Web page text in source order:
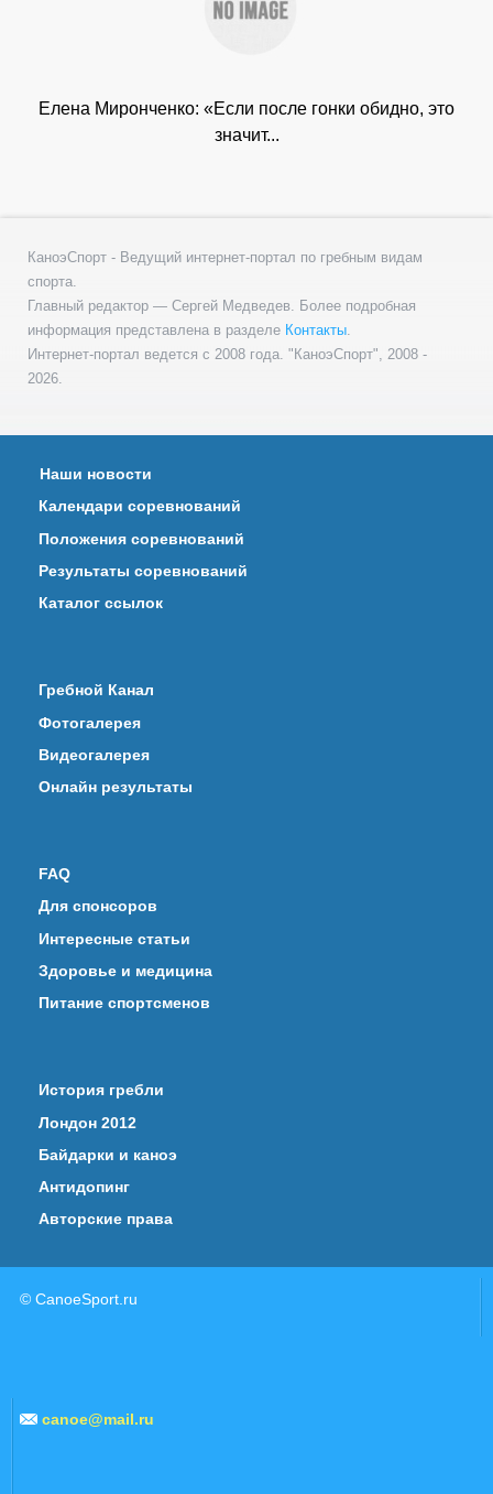
Елена Миронченко: «Если после гонки обидно, это
значит...
КаноэСпорт - Ведущий интернет-портал по гребным видам
спорта.
Главный редактор — Сергей Медведев. Более подробная
информация представлена в разделе Контакты.
Интернет-портал ведется с 2008 года. "КаноэСпорт", 2008 -
2026.
Наши новости
Календари соревнований
Положения соревнований
Результаты соревнований
Каталог ссылок
Гребной Канал
Фотогалерея
Видеогалерея
Онлайн результаты
FAQ
Для спонсоров
Интересные статьи
Здоровье и медицина
Питание спортсменов
История гребли
Лондон 2012
Байдарки и каноэ
Антидопинг
Авторские права
© CanoeSport.ru
canoe@mail.ru